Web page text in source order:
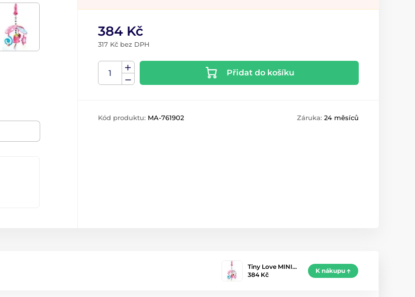
384 Kč
317 Kč bez DPH
Přidat do košíku
Kód produktu: MA-761902 Záruka: 24 měsíců
Tiny Love MINI…
384 Kč
K nákupu